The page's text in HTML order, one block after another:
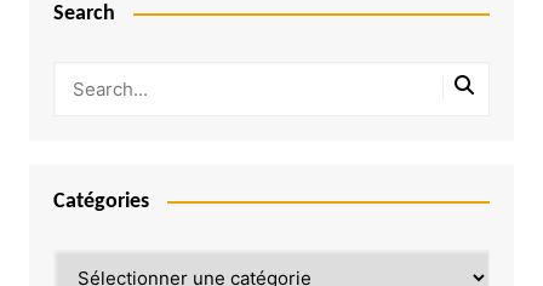
Search
Catégories